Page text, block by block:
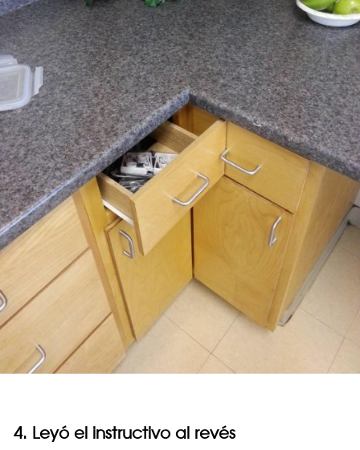
4. Leyó el instructivo al revés